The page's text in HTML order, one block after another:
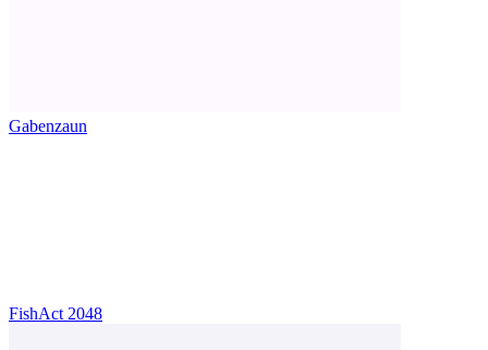
Gabenzaun
FishAct 2048